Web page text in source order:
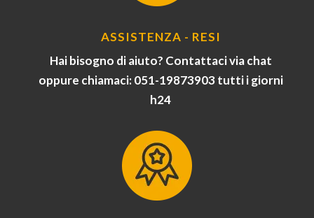
ASSISTENZA - RESI
Hai bisogno di aiuto? Contattaci via chat
oppure chiamaci: 051-19873903 tutti i giorni
h24